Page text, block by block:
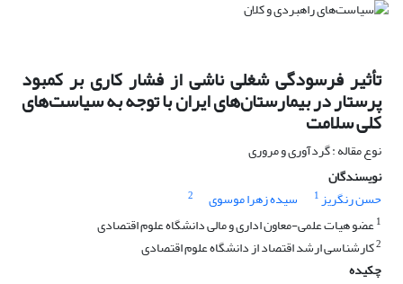
تأثیر فرسودگی شغلی ناشی از فشار کاری بر کمبود
پرستار در بیمارستان‌های ایران با توجه به سیاست‌های
کلی سلامت
نوع مقاله : گردآوری و مروری
نویسندگان
حسن رنگریز1 سیده زهرا موسوی
2
1عضو هیات علمی-معاون اداری و مالی دانشگاه علوم اقتصادی
2کارشناسی ارشد اقتصاد از دانشگاه علوم اقتصادی
چکیده